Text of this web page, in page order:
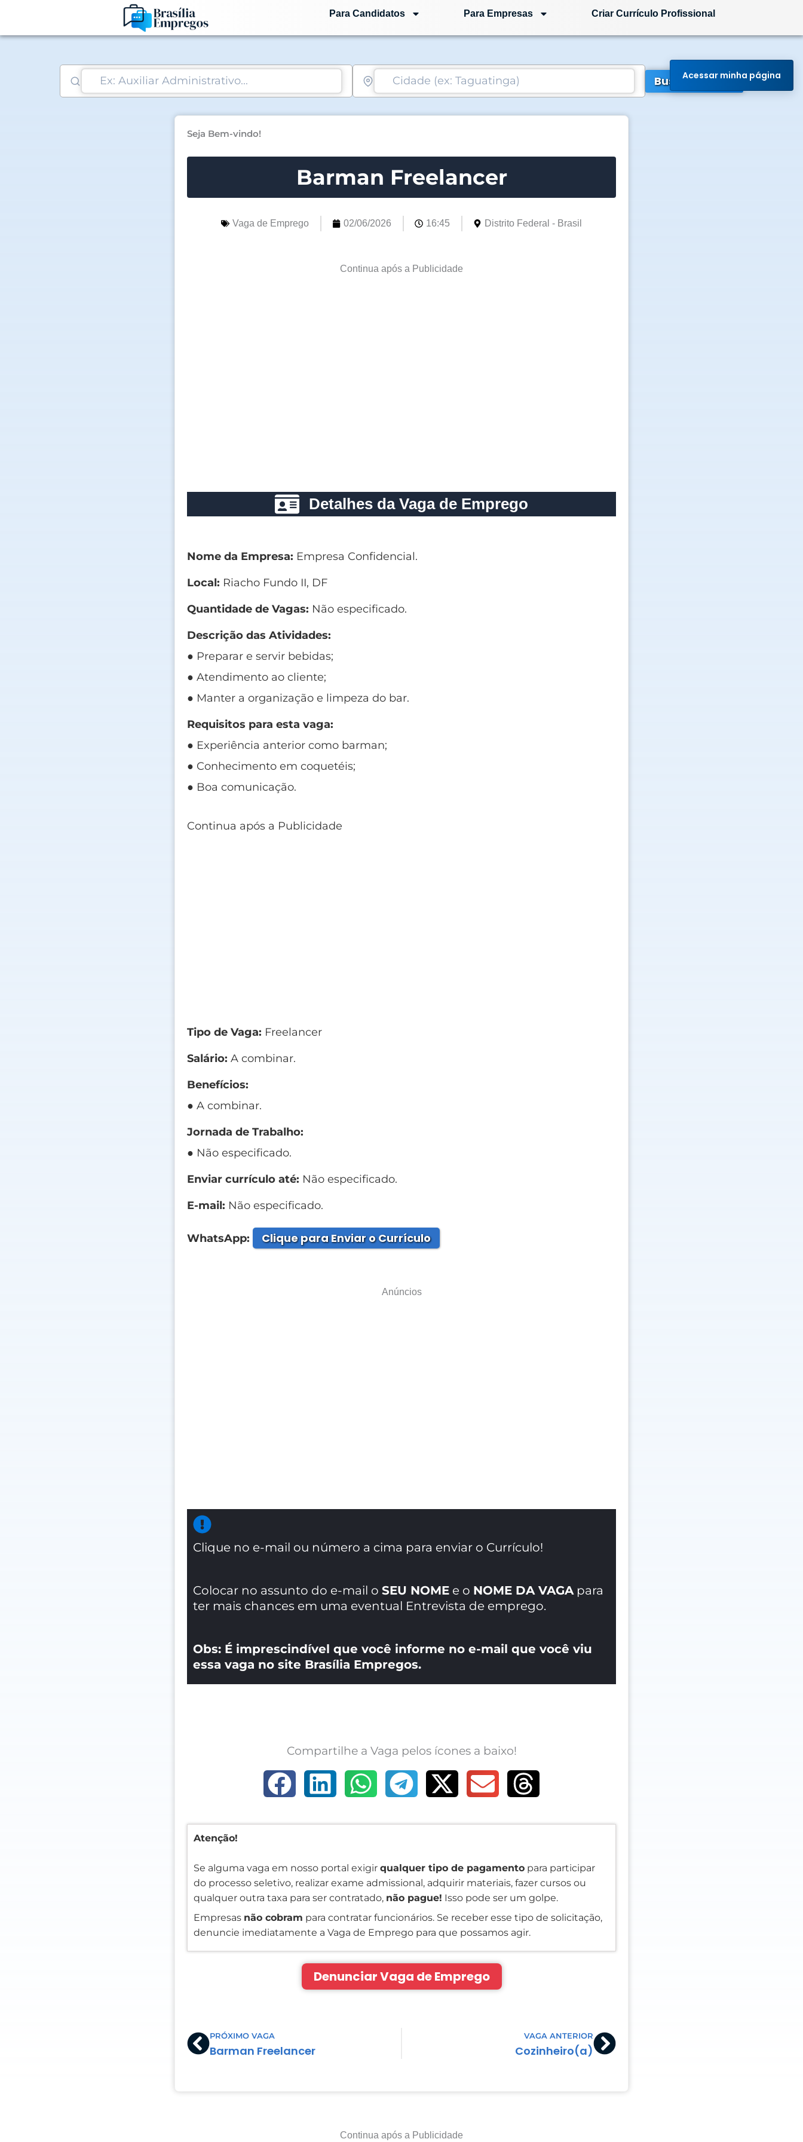
o
Para Candidatos Para Empresas Criar Currículo Profissional
Buscar Vagas
Seja Bem-vindo!
Barman Freelancer
Vaga de Emprego 02/06/2026 16:45 Distrito Federal - Brasil
Continua após a Publicidade
Detalhes da Vaga de Emprego
Nome da Empresa: Empresa Confidencial.
Local: Riacho Fundo II, DF
Quantidade de Vagas: Não especificado.
Descrição das Atividades:
● Preparar e servir bebidas;
● Atendimento ao cliente;
● Manter a organização e limpeza do bar.
Requisitos para esta vaga:
● Experiência anterior como barman;
● Conhecimento em coquetéis;
● Boa comunicação.
Continua após a Publicidade
Tipo de Vaga: Freelancer
Salário: A combinar.
Benefícios:
● A combinar.
Jornada de Trabalho:
● Não especificado.
Enviar currículo até: Não especificado.
E-mail: Não especificado.
WhatsApp: Clique para Enviar o Currículo
Anúncios
Clique no e-mail ou número a cima para enviar o Currículo!
Colocar no assunto do e-mail oSEU NOME e o NOME DA VAGA para
ter mais chances em uma eventual Entrevista de emprego.
Obs: É imprescindível que você informe no e-mail que você viu
essa vaga no site Brasília Empregos.
Compartilhe a Vaga pelos ícones a baixo!
Atenção!
Se alguma vaga em nosso portal exigirqualquer tipo de pagamento para participar
do processo seletivo, realizar exame admissional, adquirir materiais, fazer cursos ou
qualquer outra taxa para ser contratado, não pague! Isso pode ser um golpe.
Empresas não cobram para contratar funcionários. Se receber esse tipo de solicitação,
denuncie imediatamente a Vaga de Emprego para que possamos agir.
Denunciar Vaga de Emprego
PrevPRÓXIMO VAGA
Barman Freelancer
VAGA ANTERIOR
Cozinheiro(a)
Next
Continua após a Publicidade
Acessar minha página